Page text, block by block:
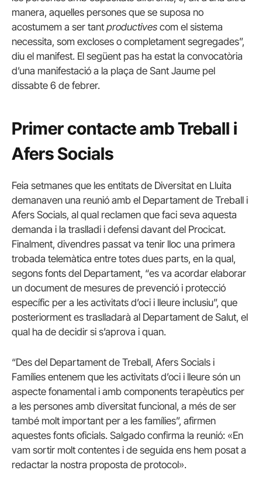
manera, aquelles persones que se suposa no
acostumem a ser tant productives com el sistema
necessita, som excloses o completament segregades”,
diu el manifest. El següent pas ha estat la convocatòria
d’una manifestació a la plaça de Sant Jaume pel
dissabte 6 de febrer.
Primer contacte amb Treball i
Afers Socials
Feia setmanes que les entitats de Diversitat en Lluita
demanaven una reunió amb el Departament de Treball i
Afers Socials, al qual reclamen que faci seva aquesta
demanda i la traslladi i defensi davant del Procicat.
Finalment, divendres passat va tenir lloc una primera
trobada telemàtica entre totes dues parts, en la qual,
segons fonts del Departament, “es va acordar elaborar
un document de mesures de prevenció i protecció
específic per a les activitats d’oci i lleure inclusiu”, que
posteriorment es traslladarà al Departament de Salut, el
qual ha de decidir si s’aprova i quan.
“Des del Departament de Treball, Afers Socials i
Famílies entenem que les activitats d’oci i lleure són un
aspecte fonamental i amb components terapèutics per
a les persones amb diversitat funcional, a més de ser
també molt important per a les famílies”, afirmen
aquestes fonts oficials. Salgado confirma la reunió: «En
vam sortir molt contentes i de seguida ens hem posat a
redactar la nostra proposta de protocol».